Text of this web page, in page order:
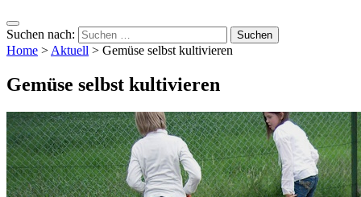
Suchen nach:
Home >Aktuell > Gemüse selbst kultivieren
Gemüse selbst kultivieren